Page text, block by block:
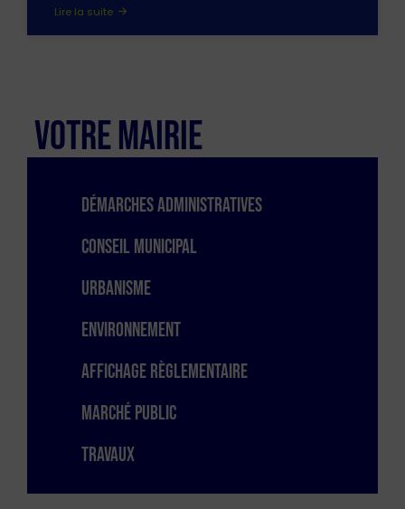
Lire la suite
VOTRE MAIRIE
Démarches administratives
Conseil Municipal
Urbanisme
Environnement
Affichage règlementaire
Marché public
Travaux